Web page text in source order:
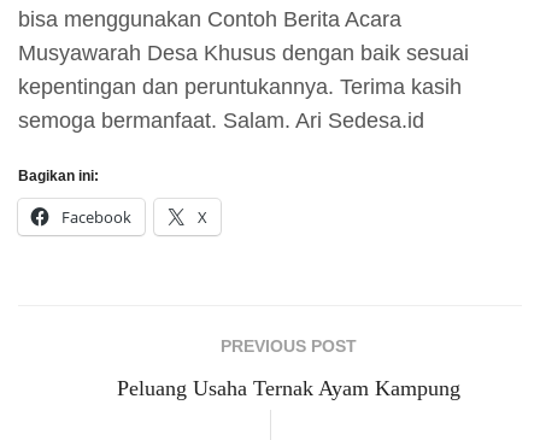
bisa menggunakan Contoh Berita Acara
Musyawarah Desa Khusus dengan baik sesuai
kepentingan dan peruntukannya. Terima kasih
semoga bermanfaat. Salam. Ari Sedesa.id
Bagikan ini:
Facebook X
PREVIOUS POST
Peluang Usaha Ternak Ayam Kampung